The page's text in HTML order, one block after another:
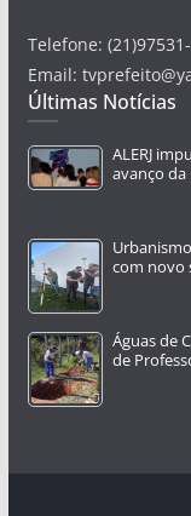
Telefone:
Email:
Últimas Notícias
ALERJ
avanço
com novo
Águas de
de